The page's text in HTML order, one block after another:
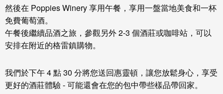
然後在 Poppies Winery 享用午餐，享用一盤當地美食和一杯
免費葡萄酒。
午餐後繼續品酒之旅，參觀另外 2-3 個酒莊或咖啡站，可以
安排在附近的格雷鎮購物。
我們於下午 4 點 30 分將您送回惠靈頓，讓您放鬆身心，享受
更好的酒莊體驗 - 可能還會在您的包中帶些樣品帶回家。